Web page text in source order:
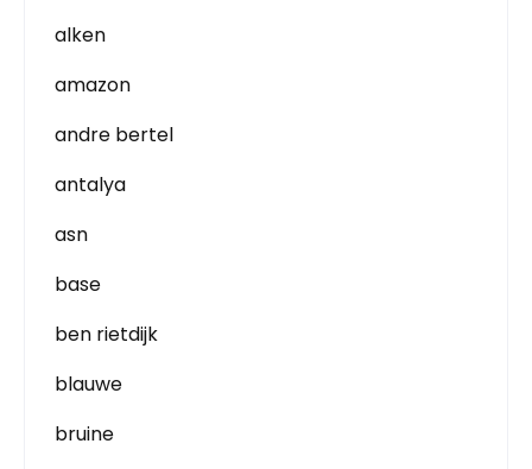
alken
amazon
andre bertel
antalya
asn
base
ben rietdijk
blauwe
bruine